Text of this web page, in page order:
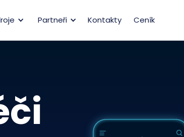
Partneři Kontakty Ceník